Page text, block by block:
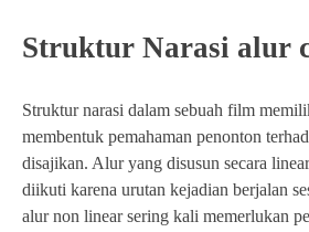
Struktur Narasi alur
Struktur narasi dalam sebuah film
membentuk pemahaman penonton
disajikan. Alur yang disusun secara
diikuti karena urutan kejadian berjalan
alur non linear sering kali memerlukan